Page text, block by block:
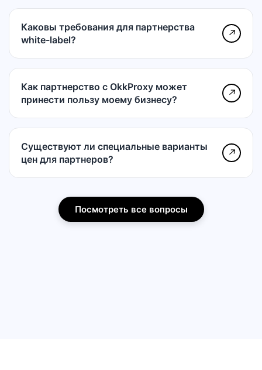
Каковы требования для партнерства
white-label?
↗
Как партнерство с OkkProxy может
принести пользу моему бизнесу?
↗
Существуют ли специальные варианты
цен для партнеров?
↗
Посмотреть все вопросы